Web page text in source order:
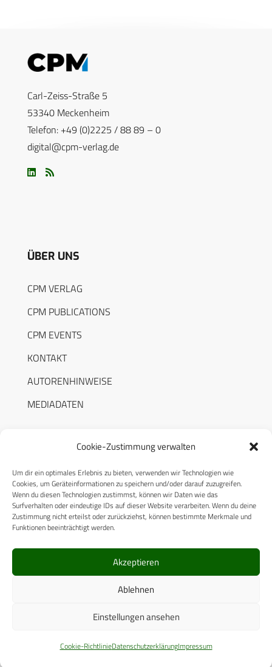
Cookie-Zustimmung verwalten
Um dir ein optimales Erlebnis zu bieten, verwenden wir Technologien wie
Cookies, um Geräteinformationen zu speichern und/oder darauf zuzugreifen.
Wenn du diesen Technologien zustimmst, können wir Daten wie das
Surfverhalten oder eindeutige IDs auf dieser Website verarbeiten. Wenn du deine
Zustimmung nicht erteilst oder zurückziehst, können bestimmte Merkmale und
Funktionen beeinträchtigt werden.
Akzeptieren
Ablehnen
Einstellungen ansehen
Cookie-RichtlinieDatenschutzerklärungImpressum
Carl-Zeiss-Straße 5
53340 Meckenheim
Telefon: +49 (0)2225 / 88 89 – 0
digital@cpm-verlag.de
ÜBER UNS
CPM VERLAG
CPM PUBLICATIONS
CPM EVENTS
KONTAKT
AUTORENHINWEISE
MEDIADATEN
RECHTLICHES
Datenschutzerklärung
Cookie-Richtlinie (EU)
© 2025 CPM GmbH – Alle Rechte vorbehalten